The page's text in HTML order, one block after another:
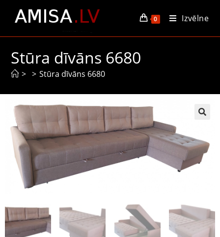
0 Izvēlne
Stūra dīvāns 6680
> > Stūra dīvāns 6680